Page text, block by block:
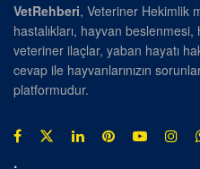
VetRehberi, Veteriner Hekimlik
hastalıkları, hayvan
veteriner ilaçlar, yaban hayatı
cevap ile hayvanlarınızın
platformudur.